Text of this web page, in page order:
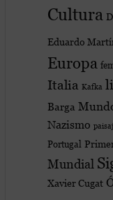
Cultura
Eduardo
Europa
Italia Kafka
Barga
Nazismo
Portugal
Mundial
Xavier Cugat